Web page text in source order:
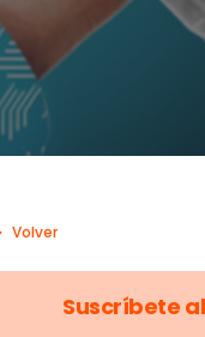
Volver
Suscríbete